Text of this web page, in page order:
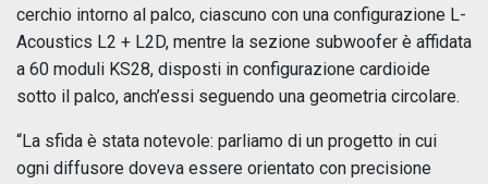
cerchio intorno al palco, ciascuno con una configurazione L-
Acoustics L2 + L2D, mentre la sezione subwoofer è affidata
a 60 moduli KS28, disposti in configurazione cardioide
sotto il palco, anch’essi seguendo una geometria circolare.
“La sfida è stata notevole: parliamo di un progetto in cui
ogni diffusore doveva essere orientato con precisione